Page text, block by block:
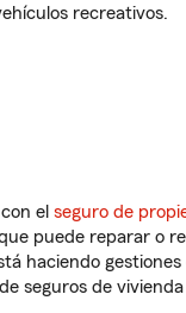
recreativos.
el seguro de
puede reparar o
haciendo
seguros de